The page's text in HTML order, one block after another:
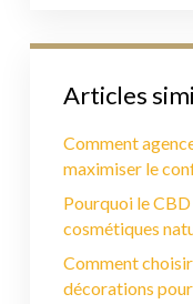
Articles
Comment
maximiser le
Pourquoi le
cosmétiques
Comment
décorations